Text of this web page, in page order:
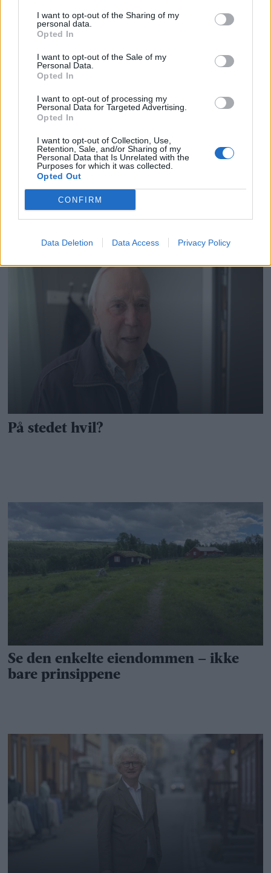
I want to opt-out of the Sharing of my
personal data.
Opted In
I want to opt-out of the Sale of my
Personal Data.
Opted In
I want to opt-out of processing my
Personal Data for Targeted Advertising.
Opted In
I want to opt-out of Collection, Use,
Retention, Sale, and/or Sharing of my
Personal Data that Is Unrelated with the
Purposes for which it was collected.
Opted Out
CONFIRM
Data Deletion Data Access Privacy Policy